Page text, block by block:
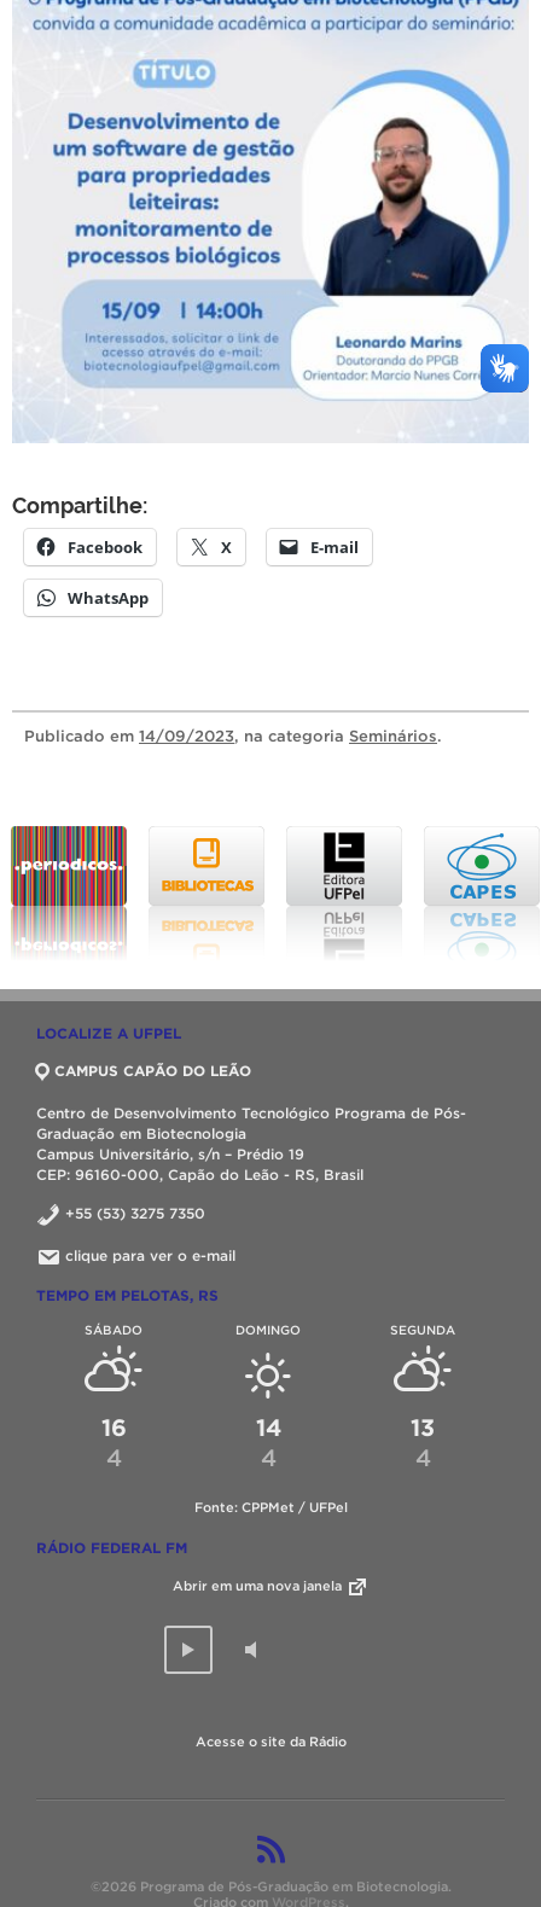
Compartilhe:
Facebook X E-mail
WhatsApp
Publicado em 14/09/2023, na categoria Seminários.
LOCALIZE A UFPEL
CAMPUS CAPÃO DO LEÃO
Centro de Desenvolvimento Tecnológico Programa de Pós-
Graduação em Biotecnologia
Campus Universitário, s/n – Prédio 19
CEP: 96160-000, Capão do Leão - RS, Brasil
+55 (53) 3275 7350
clique para ver o e-mail
TEMPO EM PELOTAS, RS
SÁBADO
16
4
DOMINGO
14
4
SEGUNDA
13
4
Fonte: CPPMet / UFPel
RÁDIO FEDERAL FM
Abrir em uma nova janela
Acesse o site da Rádio
©2026 Programa de Pós-Graduação em Biotecnologia.
Criado com WordPress.